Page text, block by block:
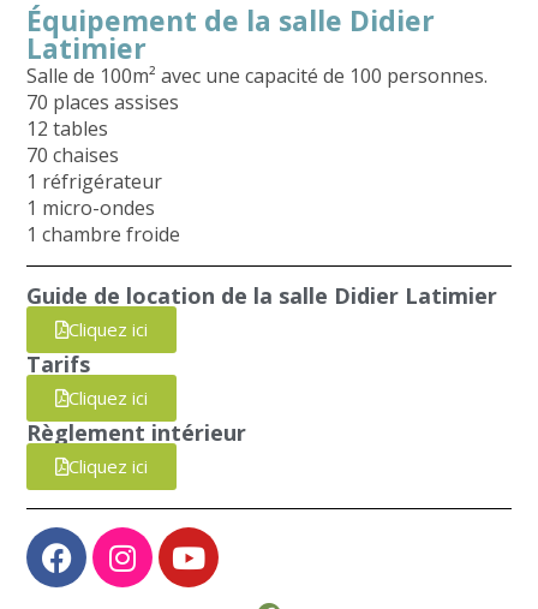
Équipement de la salle Didier
Latimier
Salle de 100m² avec une capacité de 100 personnes.
70 places assises
12 tables
70 chaises
1 réfrigérateur
1 micro-ondes
1 chambre froide
Guide de location de la salle Didier Latimier
Cliquez ici
Tarifs
Cliquez ici
Règlement intérieur
Cliquez ici